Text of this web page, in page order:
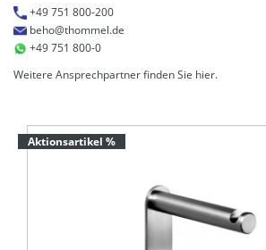
+49 751 800-200
beho@thommel.de
+49 751 800-0
Weitere Ansprechpartner finden Sie hier.
Aktionsartikel %